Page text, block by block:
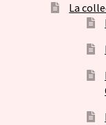
La